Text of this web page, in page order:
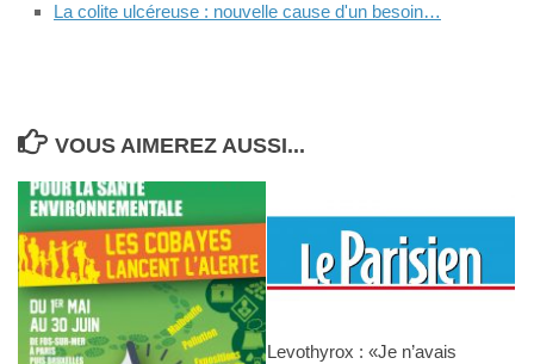
La colite ulcéreuse : nouvelle cause d'un besoin…
VOUS AIMEREZ AUSSI...
Levothyrox : «Je n’avais